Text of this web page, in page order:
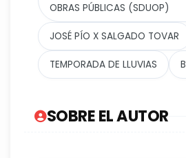
OBRAS PÚBLICAS (SDUOP)
JOSÉ PÍO X SALGADO TOVAR
TEMPORADA DE LLUVIAS
SOBRE EL AUTOR